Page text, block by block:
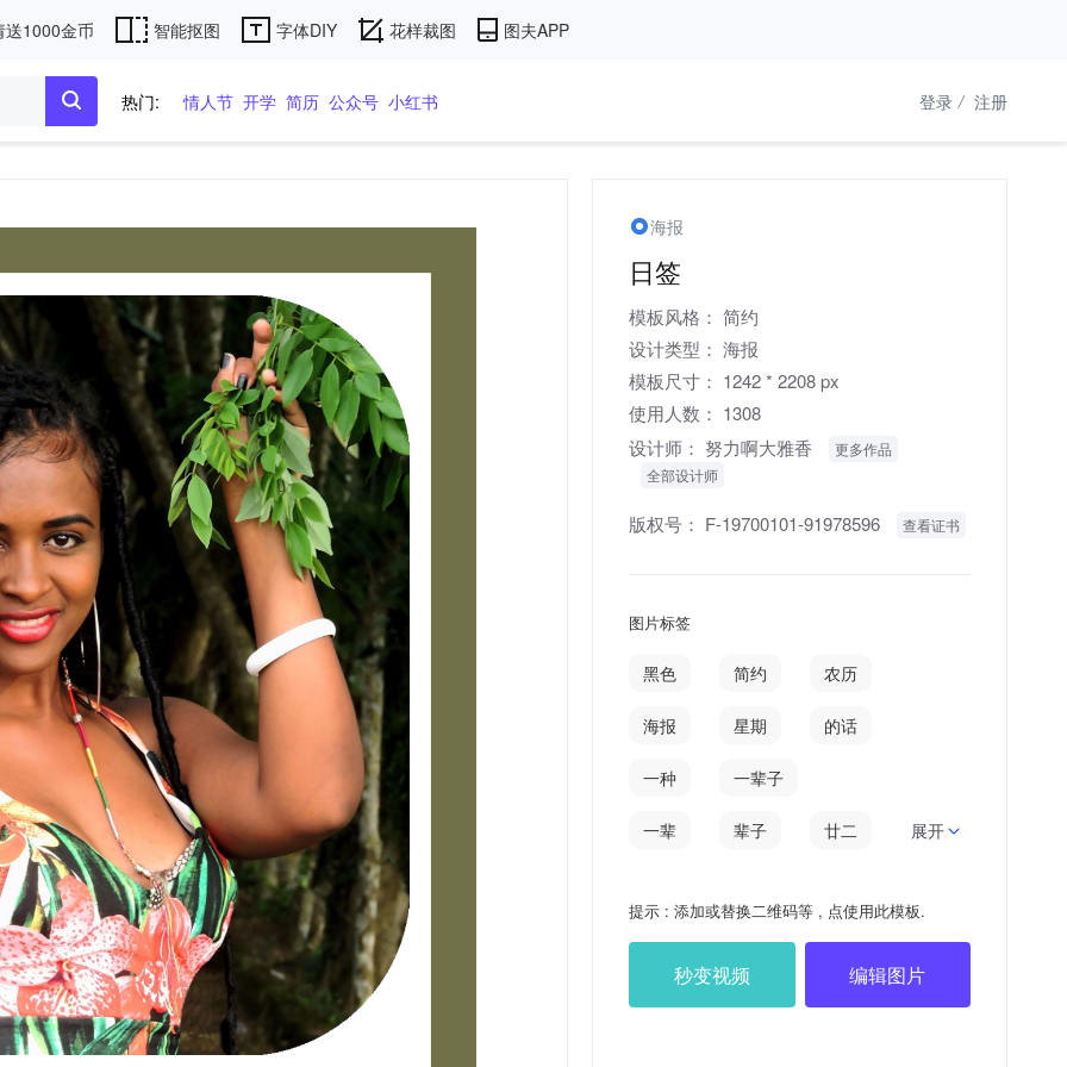
送1000金币 智能抠图 字体DIY 花样裁图 图夫APP
热门: 情人节 开学 简历 公众号 小红书 登录 / 注册
海报
日签
模板风格： 简约
设计类型： 海报
模板尺寸： 1242 * 2208 px
使用人数： 1308
设计师： 努力啊大雅香
更多作品
全部设计师
版权号： F-19700101-91978596 查看证书
图片标签
黑色 简约 农历
海报 星期 的话
一种 一辈子
一辈 辈子 廿二
错误 加错 情愿
展开
提示 : 添加或替换二维码等 , 点使用此模板.
秒变视频 编辑图片